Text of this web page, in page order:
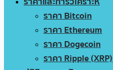
ราคา Bitcoin
ราคา Ethereum
ราคา Dogecoin
ราคา Ripple (XRP)